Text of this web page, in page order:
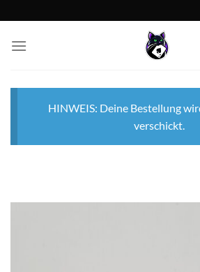
Inhalt
springen
HINWEIS: Deine Bestellung
verschickt.